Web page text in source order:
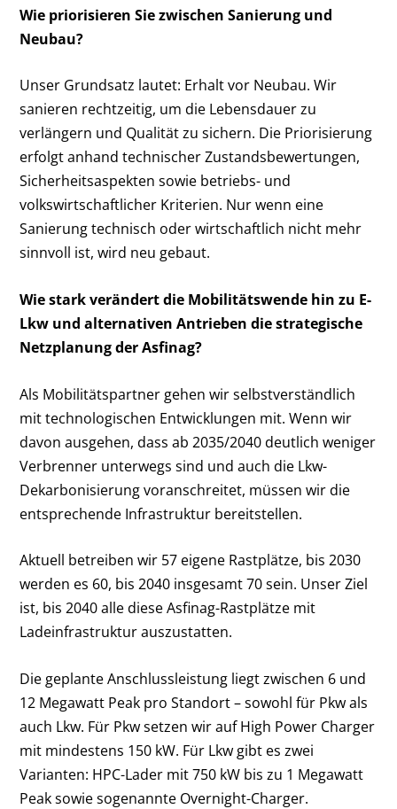
Wie priorisieren Sie zwischen Sanierung und
Neubau?
Unser Grundsatz lautet: Erhalt vor Neubau. Wir
sanieren rechtzeitig, um die Lebensdauer zu
verlängern und Qualität zu sichern. Die Priorisierung
erfolgt anhand technischer Zustandsbewertungen,
Sicherheitsaspekten sowie betriebs- und
volkswirtschaftlicher Kriterien. Nur wenn eine
Sanierung technisch oder wirtschaftlich nicht mehr
sinnvoll ist, wird neu gebaut.
Wie stark verändert die Mobilitätswende hin zu E-
Lkw und alternativen Antrieben die strategische
Netzplanung der Asfinag?
Als Mobilitätspartner gehen wir selbstverständlich
mit technologischen Entwicklungen mit. Wenn wir
davon ausgehen, dass ab 2035/2040 deutlich weniger
Verbrenner unterwegs sind und auch die Lkw-
Dekarbonisierung voranschreitet, müssen wir die
entsprechende Infrastruktur bereitstellen.
Aktuell betreiben wir 57 eigene Rastplätze, bis 2030
werden es 60, bis 2040 insgesamt 70 sein. Unser Ziel
ist, bis 2040 alle diese Asfinag-Rastplätze mit
Ladeinfrastruktur auszustatten.
Die geplante Anschlussleistung liegt zwischen 6 und
12 Megawatt Peak pro Standort – sowohl für Pkw als
auch Lkw. Für Pkw setzen wir auf High Power Charger
mit mindestens 150 kW. Für Lkw gibt es zwei
Varianten: HPC-Lader mit 750 kW bis zu 1 Megawatt
Peak sowie sogenannte Overnight-Charger.